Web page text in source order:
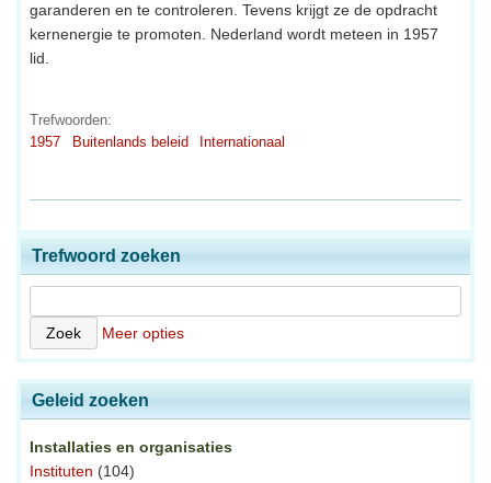
garanderen en te controleren. Tevens krijgt ze de opdracht
kernenergie te promoten. Nederland wordt meteen in 1957
lid.
Trefwoorden:
1957
Buitenlands beleid Internationaal
Trefwoord zoeken
Meer opties
Geleid zoeken
Installaties en organisaties
Instituten (104)